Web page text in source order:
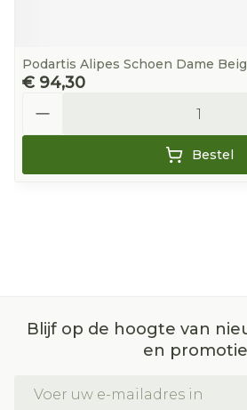
Podartis Alipes Schoen Dame
€ 94,30
Bestel
Blijf op de hoogte van
en